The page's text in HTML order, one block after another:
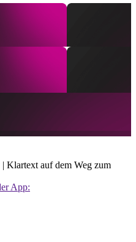
Klartext auf dem Weg zum
App: